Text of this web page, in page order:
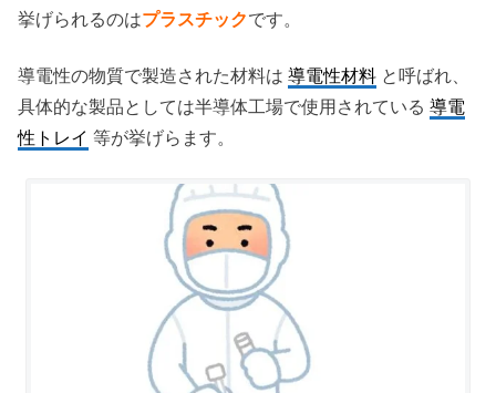
挙げられるのはプラスチックです。
導電性の物質で製造された材料は 導電性材料 と呼ばれ、
具体的な製品としては半導体工場で使用されている 導電
性トレイ 等が挙げらます。